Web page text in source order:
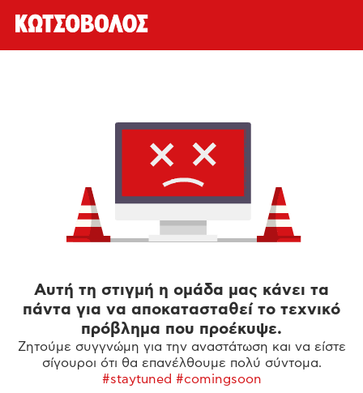
Αυτή τη στιγμή η ομάδα μας κάνει τα
πάντα για να αποκατασταθεί το τεχνικό
πρόβλημα που προέκυψε.
Ζητούμε συγγνώμη για την αναστάτωση και να είστε
σίγουροι ότι θα επανέλθουμε πολύ σύντομα.
#staytuned #comingsoon